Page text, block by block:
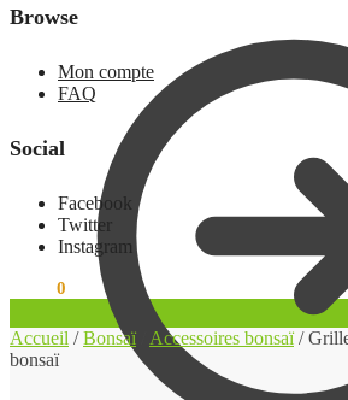
Browse
Mon compte
FAQ
Social
Facebook
Twitter
Instagram
0
Accueil /Bonsaï Accessoires bonsaï/
bonsaï